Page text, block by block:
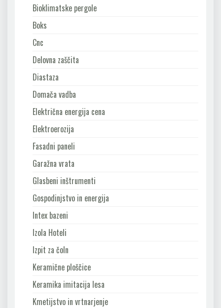
Bioklimatske pergole
Boks
Cnc
Delovna zaščita
Diastaza
Domača vadba
Električna energija cena
Elektroerozija
Fasadni paneli
Garažna vrata
Glasbeni inštrumenti
Gospodinjstvo in energija
Intex bazeni
Izola Hoteli
Izpit za čoln
Keramične ploščice
Keramika imitacija lesa
Kmetijstvo in vrtnarjenje